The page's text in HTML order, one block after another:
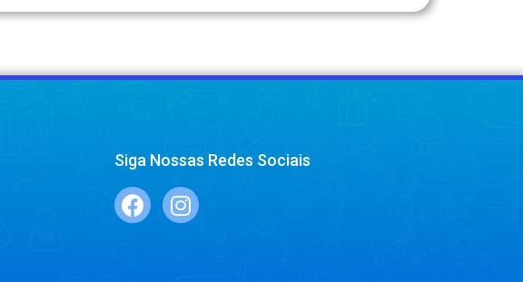
Siga Nossas Redes Sociais